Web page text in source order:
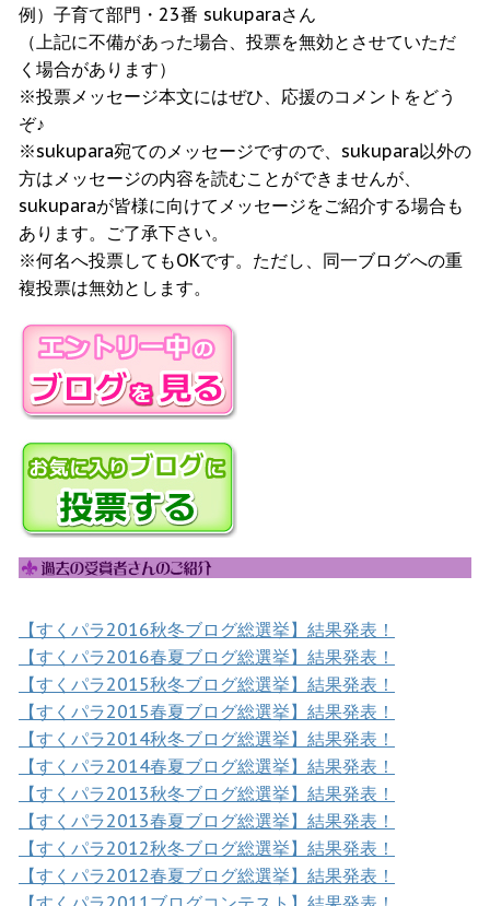
例）子育て部門・23番 sukuparaさん
（上記に不備があった場合、投票を無効とさせていただ
く場合があります）
※投票メッセージ本文にはぜひ、応援のコメントをどう
ぞ♪
※sukupara宛てのメッセージですので、sukupara以外の
方はメッセージの内容を読むことができませんが、
sukuparaが皆様に向けてメッセージをご紹介する場合も
あります。ご了承下さい。
※何名へ投票してもOKです。ただし、同一ブログへの重
複投票は無効とします。
【すくパラ2016秋冬ブログ総選挙】結果発表！
【すくパラ2016春夏ブログ総選挙】結果発表！
【すくパラ2015秋冬ブログ総選挙】結果発表！
【すくパラ2015春夏ブログ総選挙】結果発表！
【すくパラ2014秋冬ブログ総選挙】結果発表！
【すくパラ2014春夏ブログ総選挙】結果発表！
【すくパラ2013秋冬ブログ総選挙】結果発表！
【すくパラ2013春夏ブログ総選挙】結果発表！
【すくパラ2012秋冬ブログ総選挙】結果発表！
【すくパラ2012春夏ブログ総選挙】結果発表！